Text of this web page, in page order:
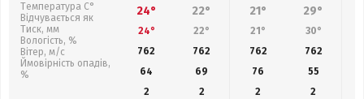
Температура С°
Відчувається як
Тиск, мм
Вологість, %
Вітер, м/с
Ймовірність опадів,
%
24° 22° 21° 29°
24° 22° 21° 30°
762
762 762 762
64
69 76 55
2
2 2
2